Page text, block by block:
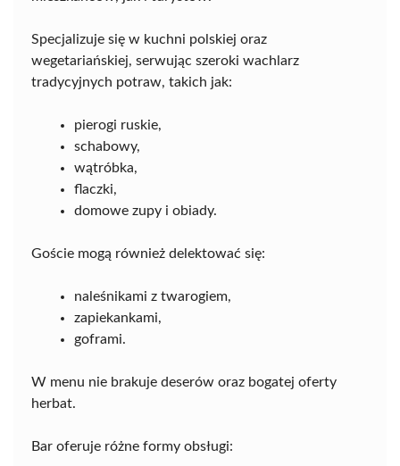
Specjalizuje się w kuchni polskiej oraz
wegetariańskiej, serwując szeroki wachlarz
tradycyjnych potraw, takich jak:
pierogi ruskie,
schabowy,
wątróbka,
flaczki,
domowe zupy i obiady.
Goście mogą również delektować się:
naleśnikami z twarogiem,
zapiekankami,
goframi.
W menu nie brakuje deserów oraz bogatej oferty
herbat.
Bar oferuje różne formy obsługi: